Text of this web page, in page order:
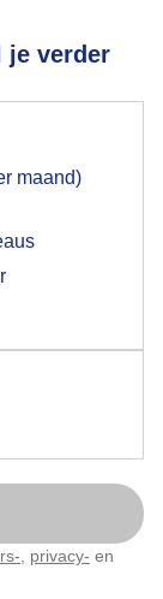
je verder
maand)
privacy- en
blauwe
bekeken
voor het
gegeven,
waarin